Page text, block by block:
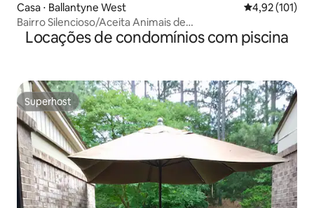
Casa ⋅ Ballantyne West 4,92 de uma
4,92 (101)
Bairro Silencioso/Aceita Animais de
Estimação/Parque/Piscina/Trilhas
Locações de condomínios com piscina
Superhost
Superhost